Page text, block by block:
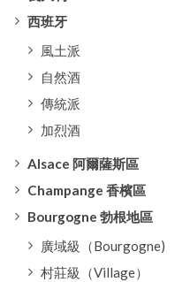
西班牙
風土派
自然酒
傳統派
加烈酒
Alsace 阿爾薩斯區
Champange 香檳區
Bourgogne 勃根地區
廣域級（Bourgogne)
村莊級（Village）